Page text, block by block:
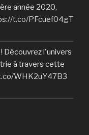
année 2020,
t.co/PFcuef04gT
Découvrez l'univers
à travers cette
WHK2uY47B3